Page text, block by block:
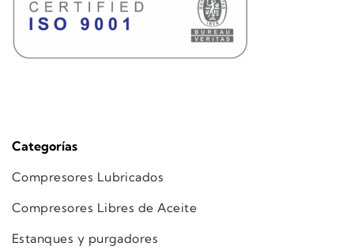
Categorías
Compresores Lubricados
Compresores Libres de Aceite
Estanques y purgadores